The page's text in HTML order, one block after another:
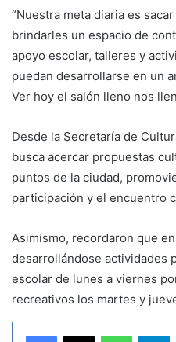
“Nuestra meta diaria es
brindarles un espacio de
apoyo escolar, talleres y
puedan desarrollarse en un
Ver hoy el salón lleno nos
Desde la Secretaría de
busca acercar propuestas
puntos de la ciudad,
participación y el encuentro
Asimismo, recordaron que
desarrollándose actividades
escolar de lunes a viernes
recreativos los martes y